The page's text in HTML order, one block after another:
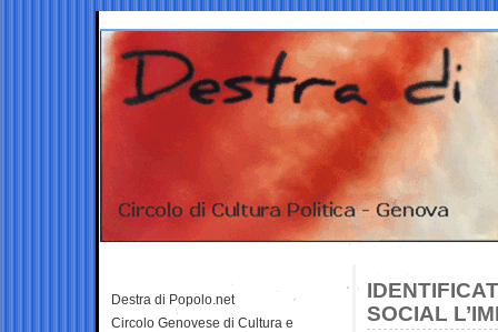
SOCIAL
Destra di Popolo.net
Circolo Genovese di Cultura e